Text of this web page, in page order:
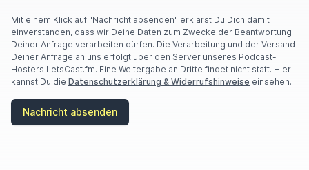
Mit einem Klick auf "Nachricht absenden" erklärst Du Dich damit
einverstanden, dass wir Deine Daten zum Zwecke der Beantwortung
Deiner Anfrage verarbeiten dürfen. Die Verarbeitung und der Versand
Deiner Anfrage an uns erfolgt über den Server unseres Podcast-
Hosters LetsCast.fm. Eine Weitergabe an Dritte findet nicht statt. Hier
kannst Du die Datenschutzerklärung & Widerrufshinweise einsehen.
Nachricht absenden